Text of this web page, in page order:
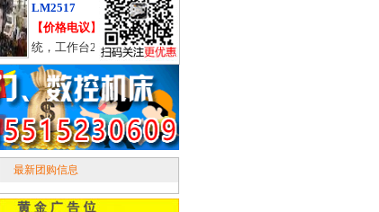
LM2517
【价格电议】三菱M70系
统，工作台2.5米X1.5米，在
位使用中，硬轨。
最新团购信息